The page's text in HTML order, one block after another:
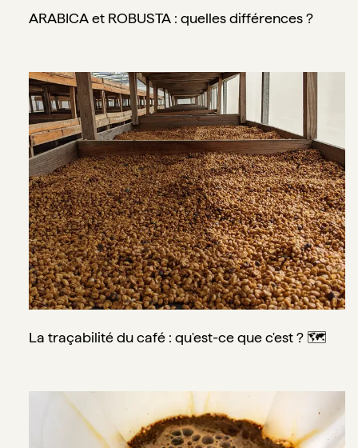
ARABICA et ROBUSTA : quelles différences ?
La traçabilité du café : qu'est-ce que c'est ? 🗺️
La traçabilité du café : qu'est-ce que c'est ? 🗺️
La fraîcheur du café : 3 étapes clés pour un maximum